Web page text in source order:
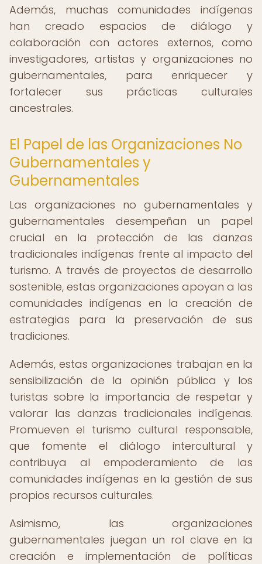
Además, muchas comunidades indígenas
han creado espacios de diálogo y
colaboración con actores externos, como
investigadores, artistas y organizaciones no
gubernamentales, para enriquecer y
fortalecer sus prácticas culturales
ancestrales.
El Papel de las Organizaciones No
Gubernamentales y
Gubernamentales
Las organizaciones no gubernamentales y
gubernamentales desempeñan un papel
crucial en la protección de las danzas
tradicionales indígenas frente al impacto del
turismo. A través de proyectos de desarrollo
sostenible, estas organizaciones apoyan a las
comunidades indígenas en la creación de
estrategias para la preservación de sus
tradiciones.
Además, estas organizaciones trabajan en la
sensibilización de la opinión pública y los
turistas sobre la importancia de respetar y
valorar las danzas tradicionales indígenas.
Promueven el turismo cultural responsable,
que fomente el diálogo intercultural y
contribuya al empoderamiento de las
comunidades indígenas en la gestión de sus
propios recursos culturales.
Asimismo, las organizaciones
gubernamentales juegan un rol clave en la
creación e implementación de políticas